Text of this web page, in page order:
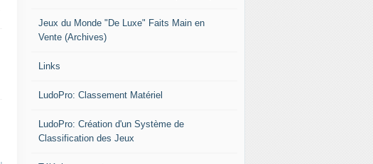
Jeux du Monde "De Luxe" Faits Main en
Vente (Archives)
Links
LudoPro: Classement Matériel
LudoPro: Création d'un Système de
Classification des Jeux